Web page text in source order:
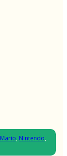
Mario, Nintendo,